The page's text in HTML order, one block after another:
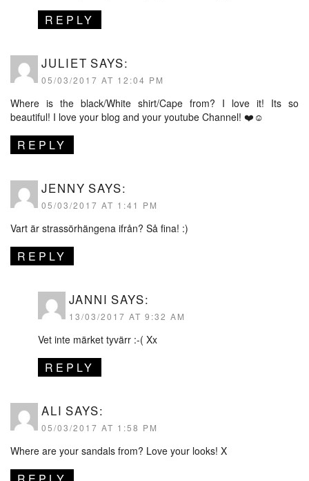
REPLY
JULIET SAYS:
05/03/2017 AT 12:04 PM
Where is the black/White shirt/Cape from? I love it! Its so
beautiful! I love your blog and your youtube Channel! ❤️☺️
REPLY
JENNY SAYS:
05/03/2017 AT 1:41 PM
Vart är strassörhängena ifrån? Så fina! :)
REPLY
JANNI SAYS:
13/03/2017 AT 9:32 AM
Vet inte märket tyvärr :-( Xx
REPLY
ALI SAYS:
05/03/2017 AT 1:58 PM
Where are your sandals from? Love your looks! X